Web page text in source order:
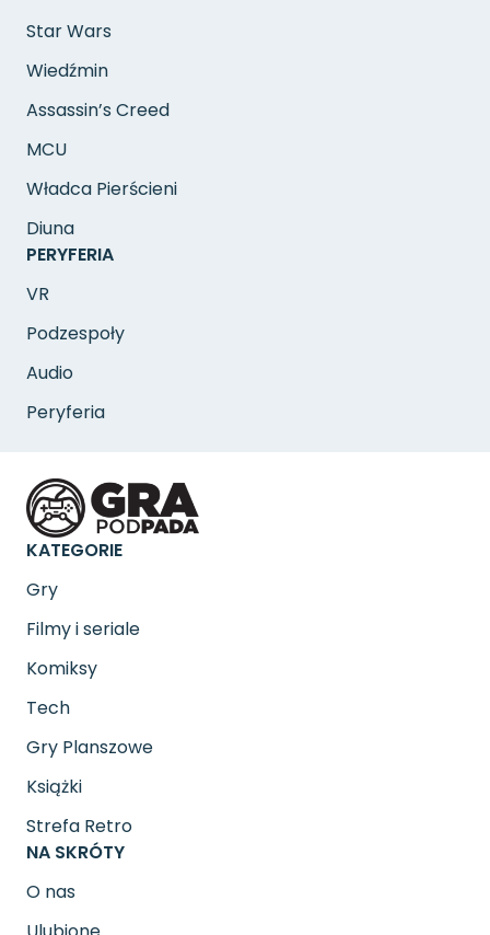
Star Wars
Wiedźmin
Assassin’s Creed
MCU
Władca Pierścieni
Diuna
PERYFERIA
VR
Podzespoły
Audio
Peryferia
KATEGORIE
Gry
Filmy i seriale
Komiksy
Tech
Gry Planszowe
Książki
Strefa Retro
NA SKRÓTY
O nas